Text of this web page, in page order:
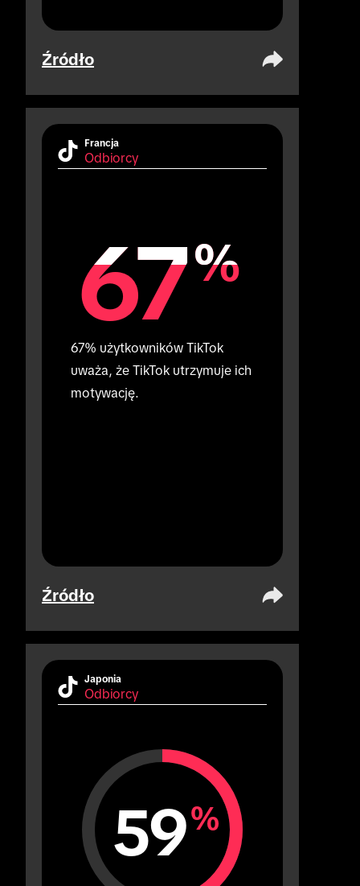
Źródło
Francja
Odbiorcy
67%
67%
67% użytkowników TikTok
uważa, że TikTok utrzymuje ich
motywację.
Źródło
Japonia
Odbiorcy
59%